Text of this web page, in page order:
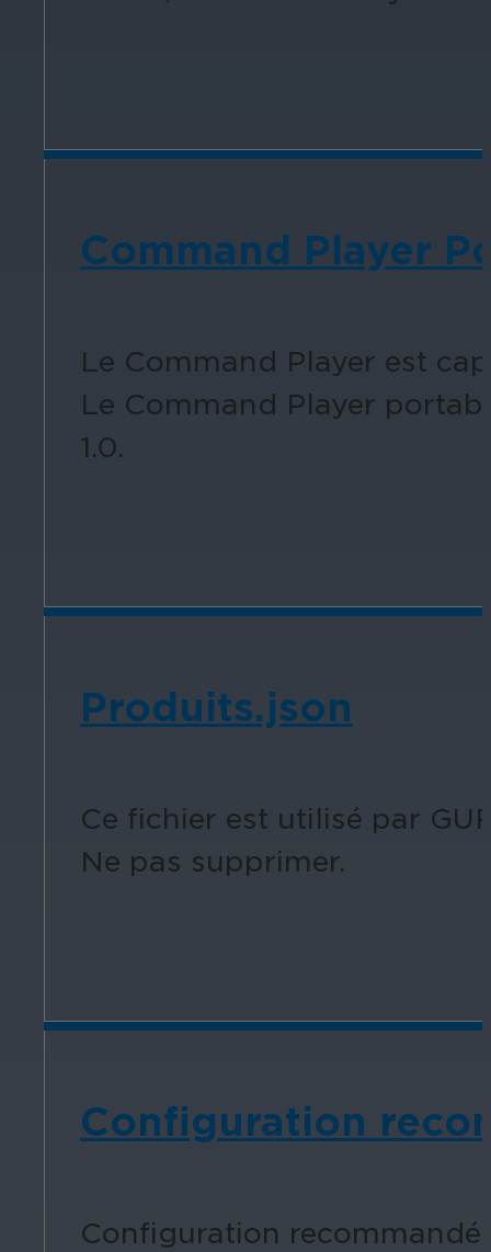
Command Player
Le Command Player est
Le Command Player
1.0.
Produits.json
Ce fichier est utilisé par
Ne pas supprimer.
Configuration
Configuration